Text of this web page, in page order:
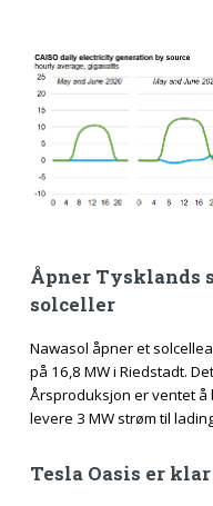
Åpner Tysklands
solceller
Nawasol åpner et
på 16,8 MW i Riedstadt.
Årsproduksjon er ventet å
levere 3 MW strøm til
Tesla Oasis er